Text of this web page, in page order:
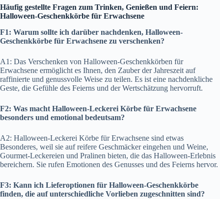
Häufig gestellte Fragen zum Trinken, Genießen und Feiern:
Halloween-Geschenkkörbe für Erwachsene
F1: Warum sollte ich darüber nachdenken, Halloween-
Geschenkkörbe für Erwachsene zu verschenken?
A1: Das Verschenken von Halloween-Geschenkkörben für
Erwachsene ermöglicht es Ihnen, den Zauber der Jahreszeit auf
raffinierte und genussvolle Weise zu teilen. Es ist eine nachdenkliche
Geste, die Gefühle des Feierns und der Wertschätzung hervorruft.
F2: Was macht Halloween-Leckerei Körbe für Erwachsene
besonders und emotional bedeutsam?
A2: Halloween-Leckerei Körbe für Erwachsene sind etwas
Besonderes, weil sie auf reifere Geschmäcker eingehen und Weine,
Gourmet-Leckereien und Pralinen bieten, die das Halloween-Erlebnis
bereichern. Sie rufen Emotionen des Genusses und des Feierns hervor.
F3: Kann ich Lieferoptionen für Halloween-Geschenkkörbe
finden, die auf unterschiedliche Vorlieben zugeschnitten sind?